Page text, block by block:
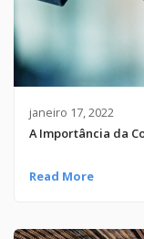
janeiro 17, 2022
A Importância da
Read More